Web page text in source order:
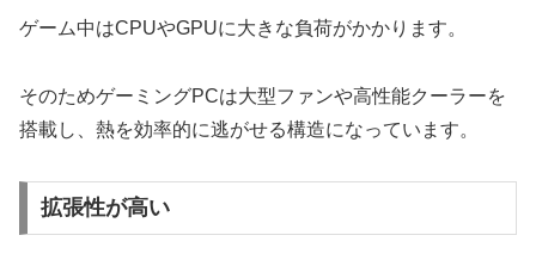
ゲーム中はCPUやGPUに大きな負荷がかかります。
そのためゲーミングPCは大型ファンや高性能クーラーを
搭載し、熱を効率的に逃がせる構造になっています。
拡張性が高い